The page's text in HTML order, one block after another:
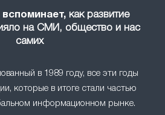
как развитие
на СМИ, общество и нас
самих
в 1989 году, все эти годы
которые в итоге стали частью
информационном рынке.